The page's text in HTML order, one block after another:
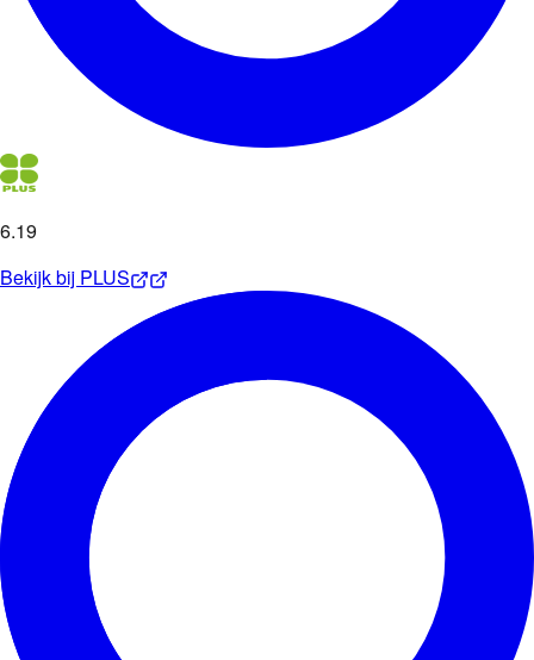
6.19
Bekijk bij PLUS